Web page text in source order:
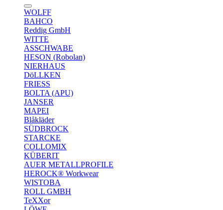
WOLFF
BAHCO
Reddig GmbH
WITTE
ASSCHWABE
HESON (Robolan)
NIERHAUS
DöLLKEN
FRIESS
BOLTA (APU)
JANSER
MAPEI
Blåkläder
SÜDBROCK
STARCKE
COLLOMIX
KÜBERIT
AUER METALLPROFILE
HEROCK® Workwear
WISTOBA
ROLL GMBH
TeXXor